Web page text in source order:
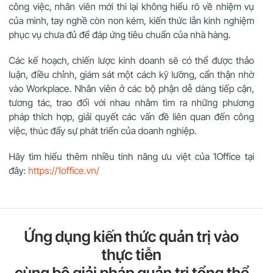
công việc, nhân viên mới thì lại không hiểu rõ về nhiệm vụ
của mình, tay nghề còn non kém, kiến thức lẫn kinh nghiệm
phục vụ chưa đủ để đáp ứng tiêu chuẩn của nhà hàng.
Các kế hoạch, chiến lược kinh doanh sẽ có thể được thảo
luận, điều chỉnh, giám sát một cách kỹ lưỡng, cẩn thận nhờ
vào Workplace. Nhân viên ở các bộ phận dễ dàng tiếp cận,
tương tác, trao đổi với nhau nhằm tìm ra những phương
pháp thích hợp, giải quyết các vấn đề liên quan đến công
việc, thúc đẩy sự phát triển của doanh nghiệp.
Hãy tìm hiểu thêm nhiều tính năng ưu việt của 1Office tại
đây: https://1office.vn/
Ứng dụng kiến thức quản trị vào
thực tiễn